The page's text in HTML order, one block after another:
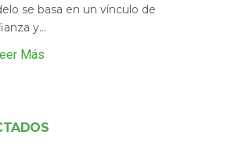
se basa en un vínculo de
y...
Más